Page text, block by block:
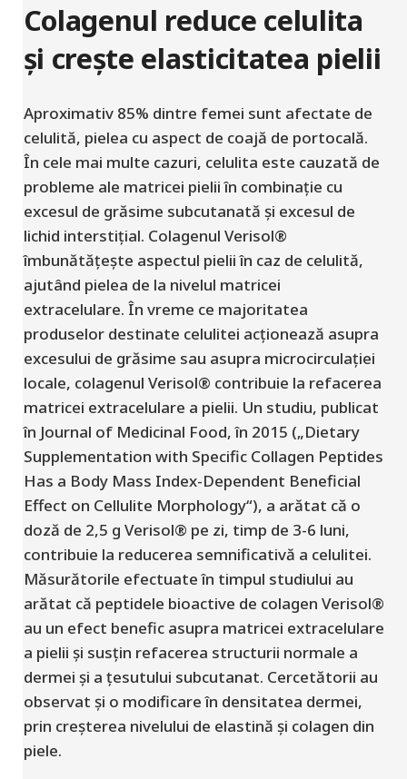
Colagenul reduce celulita
și crește elasticitatea pielii
Aproximativ 85% dintre femei sunt afectate de
celulită, pielea cu aspect de coajă de portocală.
În cele mai multe cazuri, celulita este cauzată de
probleme ale matricei pielii în combinație cu
excesul de grăsime subcutanată și excesul de
lichid interstițial. Colagenul Verisol®
îmbunătățește aspectul pielii în caz de celulită,
ajutând pielea de la nivelul matricei
extracelulare. În vreme ce majoritatea
produselor destinate celulitei acționează asupra
excesului de grăsime sau asupra microcirculației
locale, colagenul Verisol® contribuie la refacerea
matricei extracelulare a pielii. Un studiu, publicat
în Journal of Medicinal Food, în 2015 („Dietary
Supplementation with Specific Collagen Peptides
Has a Body Mass Index-Dependent Beneficial
Effect on Cellulite Morphology“), a arătat că o
doză de 2,5 g Verisol® pe zi, timp de 3-6 luni,
contribuie la reducerea semnificativă a celulitei.
Măsurătorile efectuate în timpul studiului au
arătat că peptidele bioactive de colagen Verisol®
au un efect benefic asupra matricei extracelulare
a pielii și susțin refacerea structurii normale a
dermei și a țesutului subcutanat. Cercetătorii au
observat și o modificare în densitatea dermei,
prin creșterea nivelului de elastină și colagen din
piele.